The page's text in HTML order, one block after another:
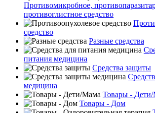
Противомикробное,
противоглистное средство
средство
Разные средства
питания медицина
Средства защиты
медицина
Товары -
Товары - Дом